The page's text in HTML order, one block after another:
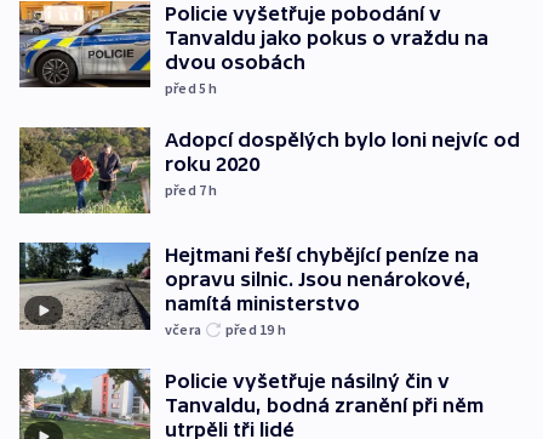
Policie vyšetřuje pobodání v
Tanvaldu jako pokus o vraždu na
dvou osobách
před 5h
Adopcí dospělých bylo loni nejvíc od
roku 2020
před 7h
Hejtmani řeší chybějící peníze na
opravu silnic. Jsou nenárokové,
namítá ministerstvo
včera před 19 h
Policie vyšetřuje násilný čin v
Tanvaldu, bodná zranění při něm
utrpěli tři lidé